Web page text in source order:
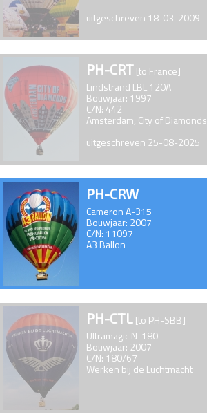
uitgeschreven 18-03-2009
PH-CRT[to France]
Lindstrand LBL 120A
Bouwjaar: 1997
C/N: 442
Amsterdam, City of Diamonds
uitgeschreven 25-08-2025
PH-CRW
Cameron A-315
Bouwjaar: 2007
C/N: 11097
A3 Ballon
PH-CTL[to PH-SBB]
Ultramagic N-180
Bouwjaar: 2007
C/N: 180/67
Werken bij de Luchtmacht